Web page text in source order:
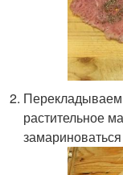
растительное